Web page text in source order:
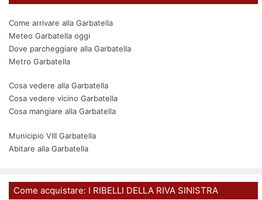
Come arrivare alla Garbatella
Meteo Garbatella oggi
Dove parcheggiare alla Garbatella
Metro Garbatella
Cosa vedere alla Garbatella
Cosa vedere vicino Garbatella
Cosa mangiare alla Garbatella
Municipio VIII Garbatella
Abitare alla Garbatella
Come acquistare: I RIBELLI DELLA RIVA SINISTRA